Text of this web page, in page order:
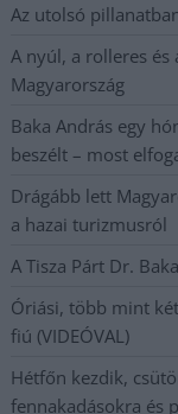
Az utolsó
A nyúl, a rolleres
Magyarország
Baka András egy
beszélt – most
Drágább lett
a hazai turizmusról
A Tisza Párt Dr.
Óriási, több mint
fiú (VIDEÓVAL)
Hétfőn kezdik,
fennakadásokra és